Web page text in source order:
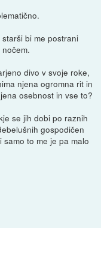
bi me postrani
divo v svoje roke,
njena ogromna rit in
osebnost in vse to?
se jih dobi po raznih
gospodičen
to me je pa malo